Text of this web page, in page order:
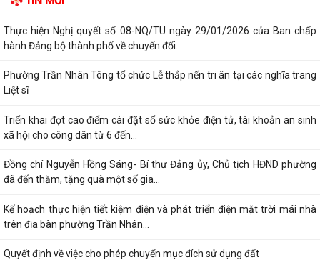
Thực hiện Nghị quyết số 08-NQ/TU ngày 29/01/2026 của Ban chấp
hành Đảng bộ thành phố về chuyển đổi...
Phường Trần Nhân Tông tổ chức Lễ thắp nến tri ân tại các nghĩa trang
Liệt sĩ
Triển khai đợt cao điểm cài đặt sổ sức khỏe điện tử, tài khoản an sinh
xã hội cho công dân từ 6 đến...
Đồng chí Nguyễn Hồng Sáng- Bí thư Đảng ủy, Chủ tịch HĐND phường
đã đến thăm, tặng quà một số gia...
Kế hoạch thực hiện tiết kiệm điện và phát triển điện mặt trời mái nhà
trên địa bàn phường Trần Nhân...
Quyết định về việc cho phép chuyển mục đích sử dụng đất